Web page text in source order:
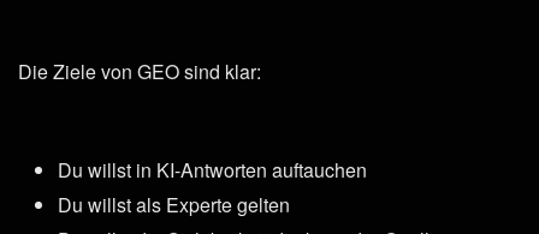
Die Ziele von GEO sind klar:
Du willst in KI-Antworten auftauchen
Du willst als Experte gelten